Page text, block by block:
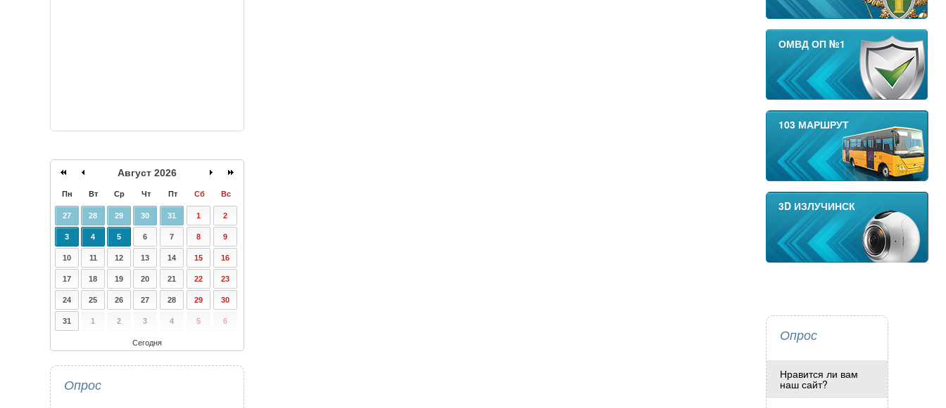
Август 2026
Пн Вт Ср Чт Пт Сб Вс
27 28 29 30 31 1 2
3 4 5 6 7 8 9
10 11 12 13 14 15 16
17 18 19 20 21 22 23
24 25 26 27 28 29 30
31 1 2 3 4 5 6
Сегодня
Опрос
ОМВД ОП №1
103 МАРШРУТ
3D ИЗЛУЧИНСК
Опрос
Нравится ли вам
наш сайт?